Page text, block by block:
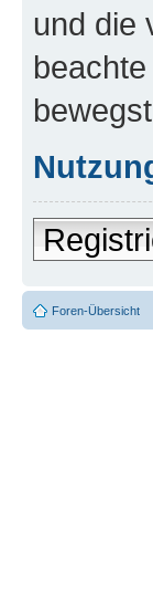
und die
Foren-Übersicht